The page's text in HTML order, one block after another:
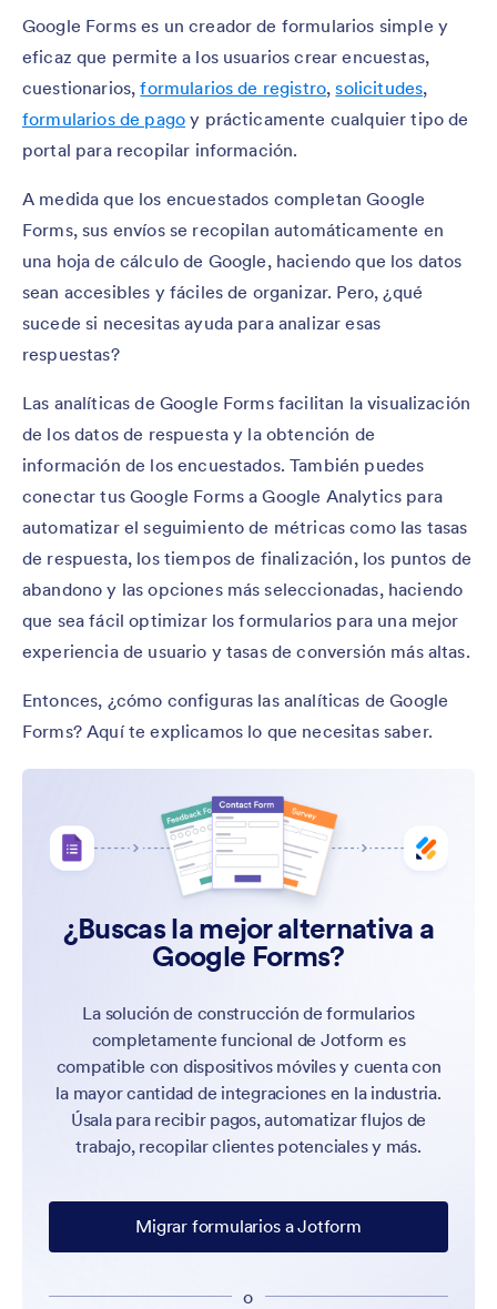
Google Forms es un creador de formularios simple y
eficaz que permite a los usuarios crear encuestas,
cuestionarios,formularios de registro,solicitudes,
formularios de pago y prácticamente cualquier tipo de
portal para recopilar información.
A medida que los encuestados completan Google
Forms, sus envíos se recopilan automáticamente en
una hoja de cálculo de Google, haciendo que los datos
sean accesibles y fáciles de organizar. Pero, ¿qué
sucede si necesitas ayuda para analizar esas
respuestas?
Las analíticas de Google Forms facilitan la visualización
de los datos de respuesta y la obtención de
información de los encuestados. También puedes
conectar tus Google Forms a Google Analytics para
automatizar el seguimiento de métricas como las tasas
de respuesta, los tiempos de finalización, los puntos de
abandono y las opciones más seleccionadas, haciendo
que sea fácil optimizar los formularios para una mejor
experiencia de usuario y tasas de conversión más altas.
Entonces, ¿cómo configuras las analíticas de Google
Forms? Aquí te explicamos lo que necesitas saber.
¿Buscas la mejor alternativa a
Google Forms?
La solución de construcción de formularios
completamente funcional de Jotform es
compatible con dispositivos móviles y cuenta con
la mayor cantidad de integraciones en la industria.
Úsala para recibir pagos, automatizar flujos de
trabajo, recopilar clientes potenciales y más.
Migrar formularios a Jotform
o